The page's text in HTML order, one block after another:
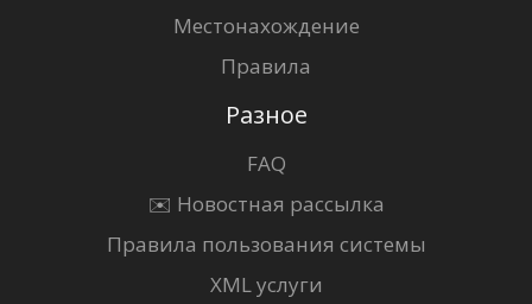
Местонахождение
Правила
Разное
FAQ
✉️ Новостная рассылка
Правила пользования системы
XML услуги